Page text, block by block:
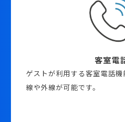
客室電
ゲストが利用する客室電話
線や外線が可能です。